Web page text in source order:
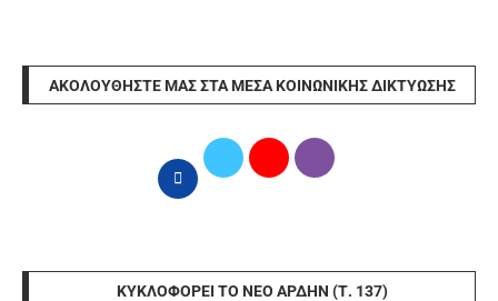
ΑΚΟΛΟΥΘΉΣΤΕ ΜΑΣ ΣΤΑ ΜΈΣΑ ΚΟΙΝΩΝΙΚΉΣ ΔΙΚΤΎΩΣΗΣ
ΚΥΚΛΟΦΟΡΕΊ ΤΟ ΝΈΟ ΆΡΔΗΝ (Τ. 137)